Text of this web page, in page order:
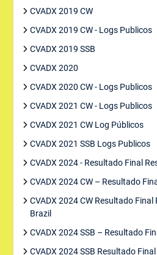
CVADX 2019 CW
CVADX 2019 CW - Logs Publicos
CVADX 2019 SSB
CVADX 2020
CVADX 2020 CW - Logs Publicos
CVADX 2021 CW - Logs Publicos
CVADX 2021 CW Log Públicos
CVADX 2021 SSB Logs Publicos
CVADX 2024 - Resultado Final
CVADX 2024 CW – Resultado
CVADX 2024 CW Resultado
Brazil
CVADX 2024 SSB – Resultado
CVADX 2024 SSB Resultado